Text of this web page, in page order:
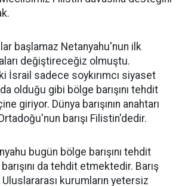
başlamaz Netanyahu'nun ilk
değiştireceğiz olmuştu.
İsrail sadece soykırımcı siyaset
olduğu gibi bölge barışını tehdit
giriyor. Dünya barışının anahtarı
barışı Filistin'dedir.
bugün bölge barışını tehdit
da tehdit etmektedir. Barış
Uluslararası kurumların yetersiz